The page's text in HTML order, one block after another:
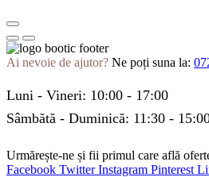
Ai nevoie de ajutor? Ne poți suna la:
Luni - Vineri: 10:00 - 17:00
Sâmbătă - Duminică: 11:30 -
Urmărește-ne și fii primul care află
Facebook Twitter Instagram Pinterest